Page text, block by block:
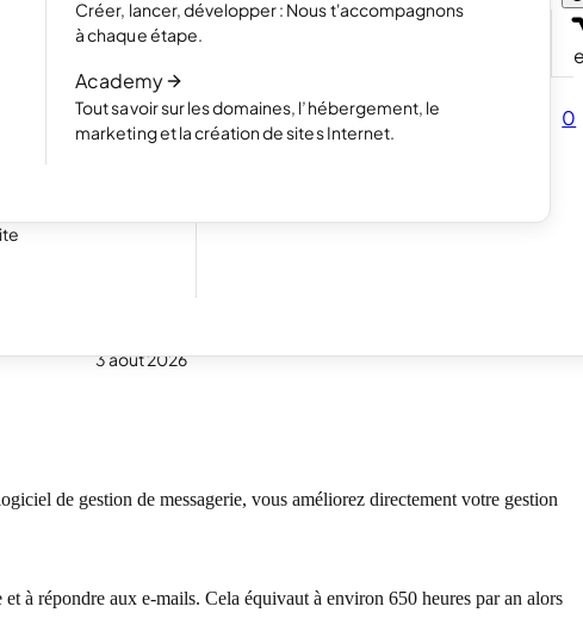
Créer, lancer, développer : Nous t'accompagnons
à chaque étape.
Academy
Tout savoir sur les domaines, l’hébergement, le
marketing et la création de sites Internet.
0
avec un
à vendre tes
Lire l’article
Comment fonctionne la création de
3 août 2026
de gestion de messagerie, vous améliorez directement votre gestion
et à répondre aux e-mails. Cela équivaut à environ 650 heures par an alors